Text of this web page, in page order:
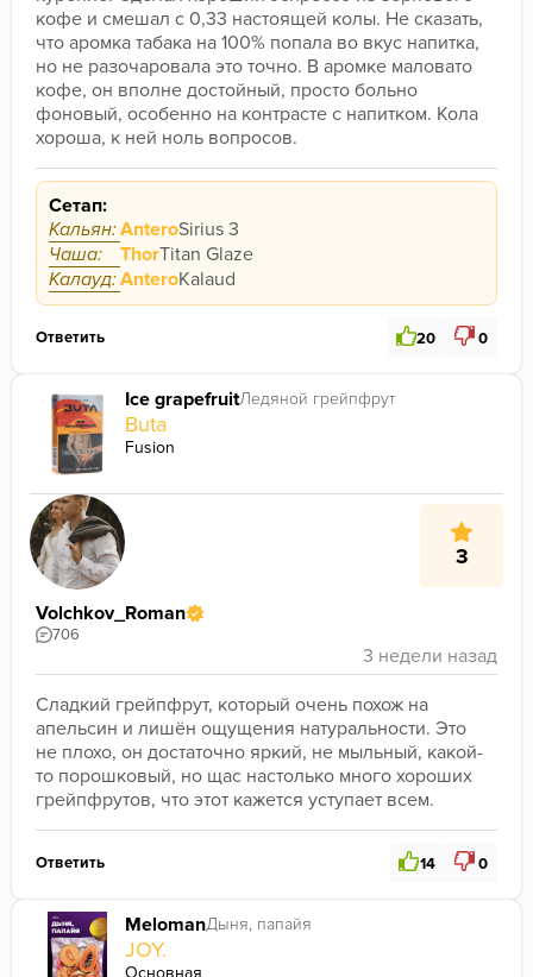
кофе и смешал с 0,33 настоящей колы. Не сказать,
что аромка табака на 100% попала во вкус напитка,
но не разочаровала это точно. В аромке маловато
кофе, он вполне достойный, просто больно
фоновый, особенно на контрасте с напитком. Кола
хороша, к ней ноль вопросов.
Сетап:
Кальян:AnteroSirius 3
Чаша:
ThorTitan Glaze
Калауд:AnteroKalaud
Ответить 20 0
Ice grapefruitЛедяной грейпфрут
Buta
Fusion
3
Volchkov_Roman
706
Сладкий грейпфрут, который очень похож на
апельсин и лишён ощущения натуральности. Это
не плохо, он достаточно яркий, не мыльный, какой-
то порошковый, но щас настолько много хороших
грейпфрутов, что этот кажется уступает всем.
Ответить 14 0
MelomanДыня, папайя
JOY.